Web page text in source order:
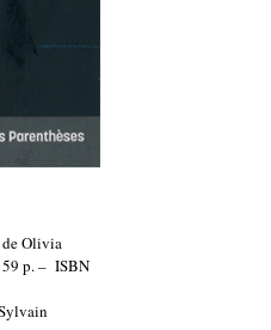
de Olivia
p. – ISBN